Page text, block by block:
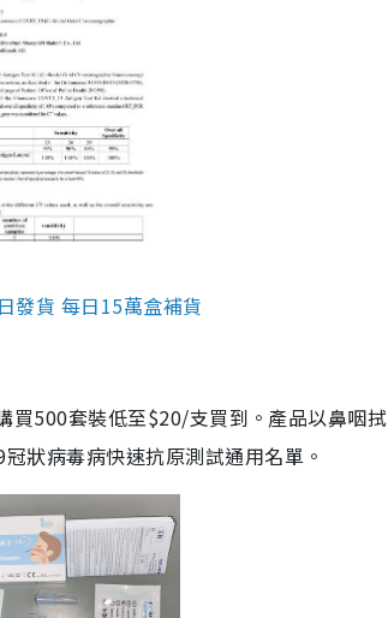
發貨 每日15萬盒補貨
買500套裝低至$20/支買到。產品以鼻咽
狀病毒病快速抗原測試通用名單。